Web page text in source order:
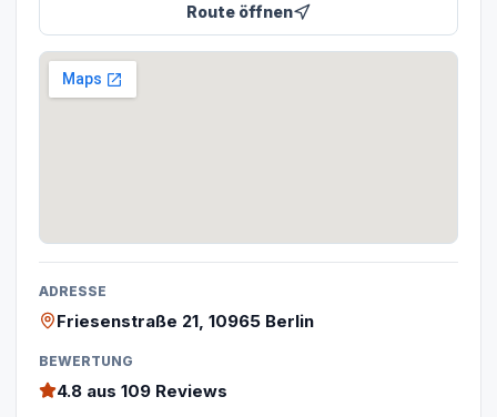
Route öffnen
ADRESSE
Friesenstraße 21, 10965 Berlin
BEWERTUNG
4.8 aus 109 Reviews